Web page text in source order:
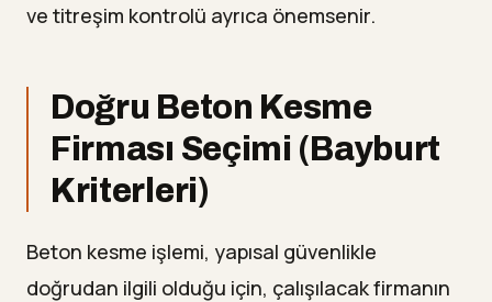
ve titreşim kontrolü ayrıca önemsenir.
Doğru Beton Kesme
Firması Seçimi (Bayburt
Kriterleri)
Beton kesme işlemi, yapısal güvenlikle
doğrudan ilgili olduğu için, çalışılacak firmanın